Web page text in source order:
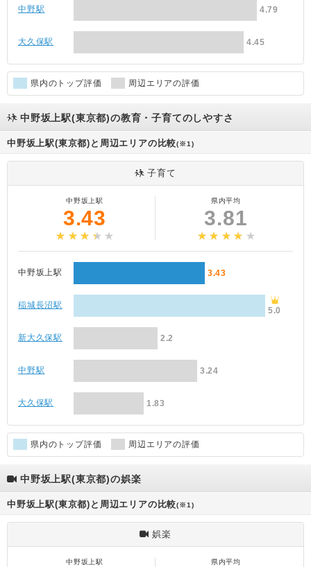
中野駅 4.79
大久保駅 4.45
県内のトップ評価 周辺エリアの評価
中野坂上駅(東京都)の教育・子育てのしやすさ
中野坂上駅(東京都)と周辺エリアの比較(※1)
子育て
中野坂上駅
3.43
県内平均
3.81
中野坂上駅 3.43
稲城長沼駅
5.0
新大久保駅 2.2
中野駅 3.24
大久保駅 1.83
県内のトップ評価 周辺エリアの評価
中野坂上駅(東京都)の娯楽
中野坂上駅(東京都)と周辺エリアの比較(※1)
娯楽
中野坂上駅 県内平均